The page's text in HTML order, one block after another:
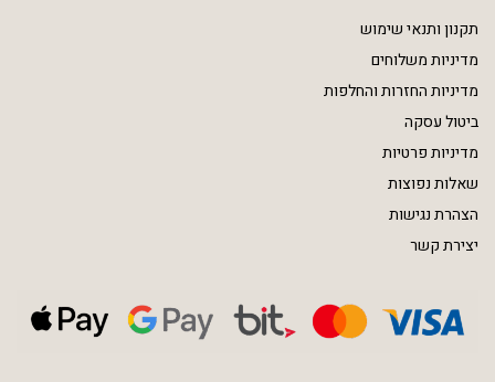
תקנון ותנאי שימוש
מדיניות משלוחים
מדיניות החזרות והחלפות
ביטול עסקה
מדיניות פרטיות
שאלות נפוצות
הצהרת נגישות
יצירת קשר